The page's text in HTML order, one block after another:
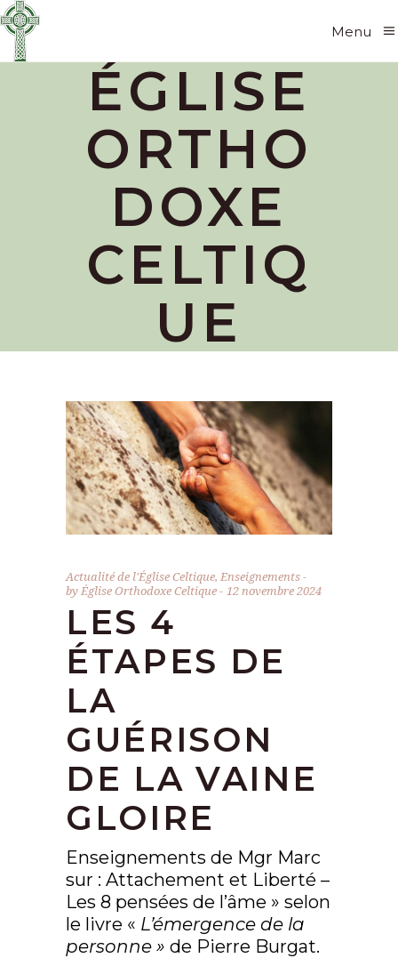
Menu
ÉGLISE
ORTHO
DOXE
CELTIQ
UE
Actualité de l'Église Celtique, Enseignements
byÉglise Orthodoxe Celtique 12 novembre 2024
LES 4
ÉTAPES DE
LA
GUÉRISON
DE LA VAINE
GLOIRE
Enseignements de Mgr Marc
sur : Attachement et Liberté –
Les 8 pensées de l’âme » selon
le livre « L’émergence de la
personne » de Pierre Burgat.